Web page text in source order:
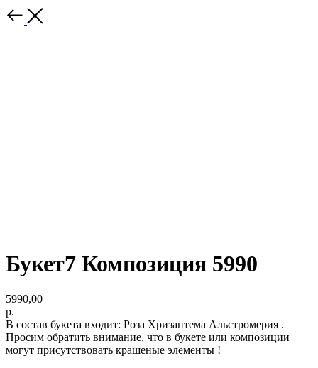
Букет7 Композиция 5990
5990,00
р.
В состав букета входит: Роза Хризантема Альстромерия .
Просим обратить внимание, что в букете или композиции
могут присутствовать крашеные элементы !